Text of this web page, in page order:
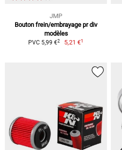
JMP
Bouton frein/embrayage pr div
modèles
PVC 5,99 €2 5,21 €1